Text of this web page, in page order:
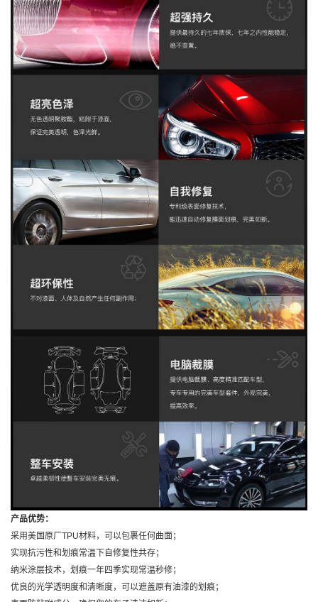
产品优势：
采用美国原厂TPU材料，可以包裹任何曲面；
实现抗污性和划痕常温下自修复性共存；
纳米涂层技术，划痕一年四季实现常温秒修；
优良的光学透明度和清晰度，可以遮盖原有油漆的划痕；